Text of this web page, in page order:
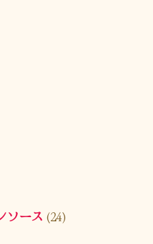
ソース (24)